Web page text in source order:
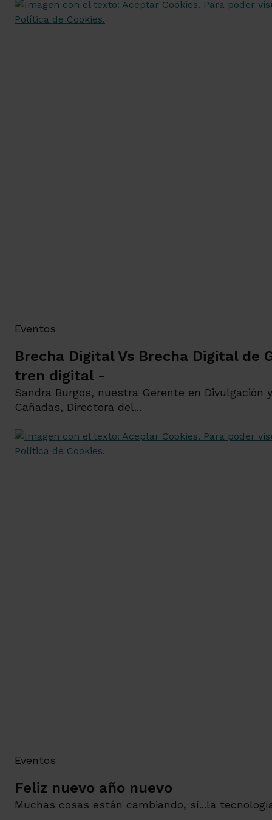
Eventos
Brecha Digital Vs Brecha Digital de
tren digital -
Sandra Burgos, nuestra Gerente en
Cañadas, Directora del...
Eventos
Feliz nuevo año nuevo
Muchas cosas están cambiando, sí...la